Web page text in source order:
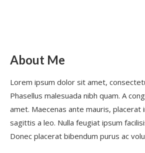
About Me
Lorem ipsum dolor sit amet,
Phasellus malesuada nibh quam. A
amet. Maecenas ante mauris, placerat
sagittis a leo. Nulla feugiat ipsum
Donec placerat bibendum purus ac